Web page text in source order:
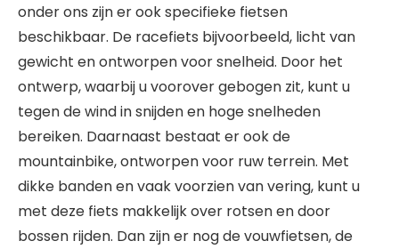
onder ons zijn er ook specifieke fietsen
beschikbaar. De racefiets bijvoorbeeld, licht van
gewicht en ontworpen voor snelheid. Door het
ontwerp, waarbij u voorover gebogen zit, kunt u
tegen de wind in snijden en hoge snelheden
bereiken. Daarnaast bestaat er ook de
mountainbike, ontworpen voor ruw terrein. Met
dikke banden en vaak voorzien van vering, kunt u
met deze fiets makkelijk over rotsen en door
bossen rijden. Dan zijn er nog de vouwfietsen, de